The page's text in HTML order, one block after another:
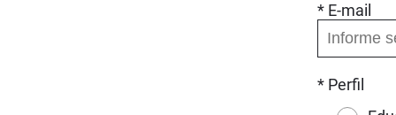
* E-mail
* Perfil